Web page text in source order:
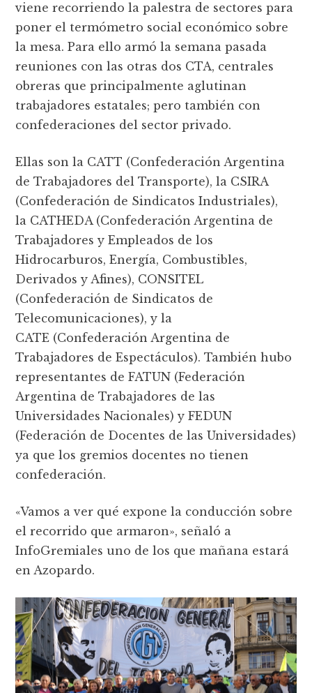
viene recorriendo la palestra de sectores para
poner el termómetro social económico sobre
la mesa. Para ello armó la semana pasada
reuniones con las otras dos CTA, centrales
obreras que principalmente aglutinan
trabajadores estatales; pero también con
confederaciones del sector privado.
Ellas son la CATT (Confederación Argentina
de Trabajadores del Transporte), la CSIRA
(Confederación de Sindicatos Industriales),
la CATHEDA (Confederación Argentina de
Trabajadores y Empleados de los
Hidrocarburos, Energía, Combustibles,
Derivados y Afines), CONSITEL
(Confederación de Sindicatos de
Telecomunicaciones), y la
CATE (Confederación Argentina de
Trabajadores de Espectáculos). También hubo
representantes de FATUN (Federación
Argentina de Trabajadores de las
Universidades Nacionales) y FEDUN
(Federación de Docentes de las Universidades)
ya que los gremios docentes no tienen
confederación.
«Vamos a ver qué expone la conducción sobre
el recorrido que armaron», señaló a
InfoGremiales uno de los que mañana estará
en Azopardo.